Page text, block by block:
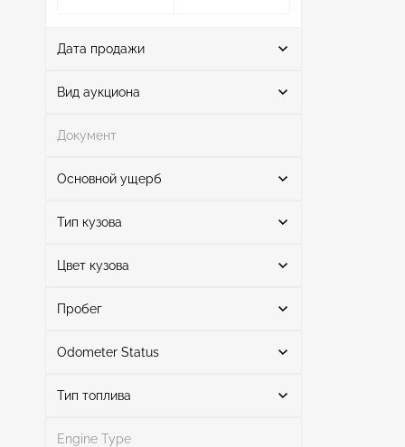
Дата продажи
От
Вид аукциона
Аукцион
Документ
Основной ущерб
Передняя часть
Тип кузова
Все
1
Цвет кузова
Пробег
Odometer Status
не работает приборная панель 1
Тип топлива
другое
Engine Type